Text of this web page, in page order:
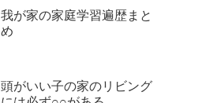
我が家の家庭学習遍歴まと
め
頭がいい子の家のリビング